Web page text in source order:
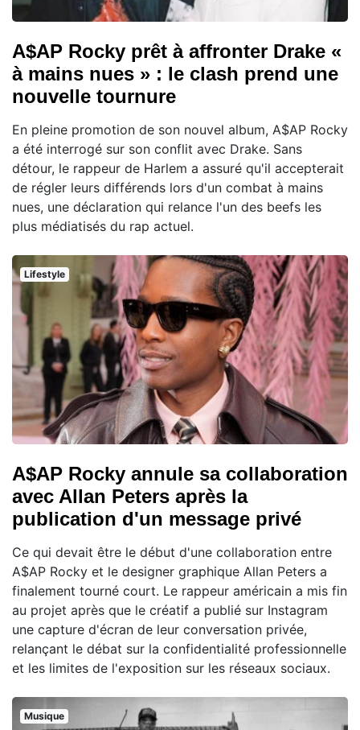
A$AP Rocky prêt à affronter Drake «
à mains nues » : le clash prend une
nouvelle tournure
En pleine promotion de son nouvel album, A$AP Rocky
a été interrogé sur son conflit avec Drake. Sans
détour, le rappeur de Harlem a assuré qu'il accepterait
de régler leurs différends lors d'un combat à mains
nues, une déclaration qui relance l'un des beefs les
plus médiatisés du rap actuel.
Lifestyle
A$AP Rocky annule sa collaboration
avec Allan Peters après la
publication d'un message privé
Ce qui devait être le début d'une collaboration entre
A$AP Rocky et le designer graphique Allan Peters a
finalement tourné court. Le rappeur américain a mis fin
au projet après que le créatif a publié sur Instagram
une capture d'écran de leur conversation privée,
relançant le débat sur la confidentialité professionnelle
et les limites de l'exposition sur les réseaux sociaux.
Musique